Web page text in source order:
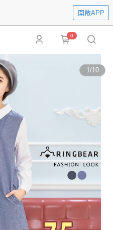
開啟APP
0
1/10